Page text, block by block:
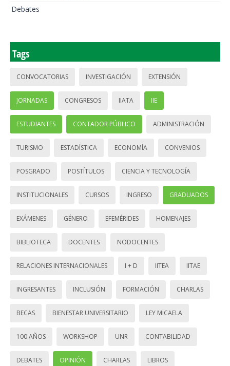
Debates
Tags
CONVOCATORIAS INVESTIGACIÓN EXTENSIÓN
JORNADAS CONGRESOS IIATA IIE
ESTUDIANTES CONTADOR PÚBLICO ADMINISTRACIÓN
TURISMO ESTADÍSTICA ECONOMÍA CONVENIOS
POSGRADO POSTÍTULOS CIENCIA Y TECNOLOGÍA
INSTITUCIONALES CURSOS INGRESO GRADUADOS
EXÁMENES GÉNERO EFEMÉRIDES HOMENAJES
BIBLIOTECA DOCENTES NODOCENTES
RELACIONES INTERNACIONALES I + D IITEA IITAE
INGRESANTES INCLUSIÓN FORMACIÓN CHARLAS
BECAS BIENESTAR UNIVERSITARIO LEY MICAELA
100 AÑOS WORKSHOP UNR CONTABILIDAD
DEBATES OPINIÓN CHARLAS LIBROS